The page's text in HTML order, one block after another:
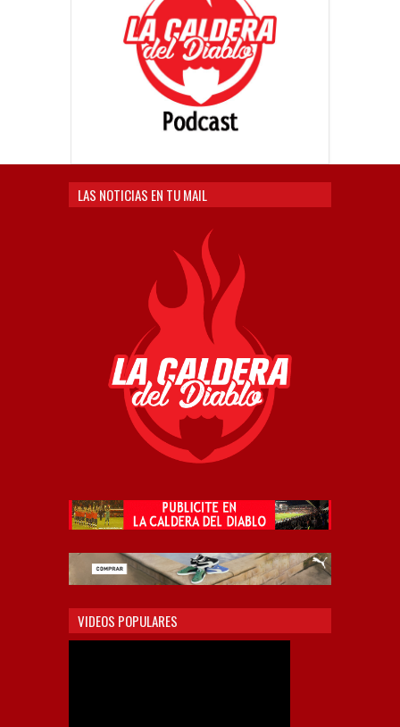
LAS NOTICIAS EN TU MAIL
VIDEOS POPULARES